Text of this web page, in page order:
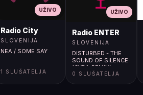
UŽIVO
Radio City
SLOVENIJA
NEA / SOME SAY
1 SLUŠATELJA
UŽIVO
Radio ENTER
SLOVENIJA
DISTURBED - THE
SOUND OF SILENCE
(CYRIL REMIX)
0 SLUŠATELJA